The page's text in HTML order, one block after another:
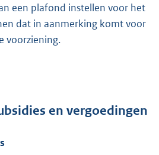
een plafond instellen voor het
dat in aanmerking komt voor
voorziening.
en vergoedingen